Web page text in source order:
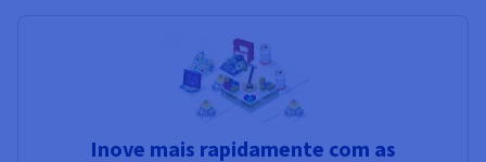
Inove mais rapidamente com as